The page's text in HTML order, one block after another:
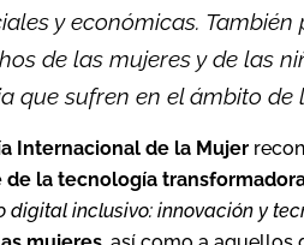
y económicas.
de las mujeres y de las
que sufren en el ámbito de
Internacional de la Mujer
de la tecnología
digital inclusivo: innovación y